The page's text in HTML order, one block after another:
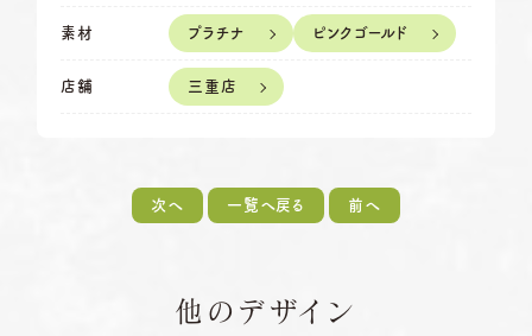
ブログ・新着情報
素材 プラチナ ピンクゴールド
店舗 三重店
次へ 一覧へ戻る 前へ
他のデザイン
営業時間 10:00〜18:30
火曜日・水曜日
※祝日の場合は営業